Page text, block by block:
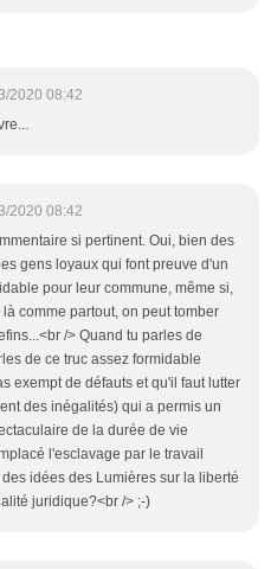
2020 08:42
2020 08:42
si pertinent. Oui, bien des
gens loyaux qui font preuve d'un
pour leur commune, même si,
comme partout, on peut tomber
/> Quand tu parles de
de ce truc assez formidable
exempt de défauts et qu'il faut lutter
des inégalités) qui a permis un
de la durée de vie
l'esclavage par le travail
idées des Lumières sur la liberté
juridique?<br /> ;-)